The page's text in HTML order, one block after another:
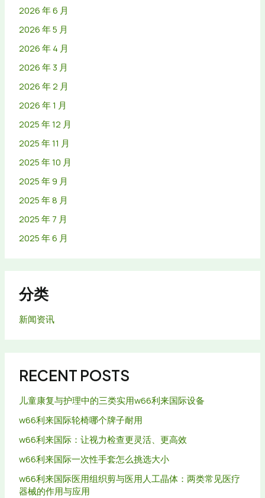
2026 年 6 月
2026 年 5 月
2026 年 4 月
2026 年 3 月
2026 年 2 月
2026 年 1 月
2025 年 12 月
2025 年 11 月
2025 年 10 月
2025 年 9 月
2025 年 8 月
2025 年 7 月
2025 年 6 月
分类
新闻资讯
RECENT POSTS
儿童康复与护理中的三类实用w66利来国际设备
w66利来国际轮椅哪个牌子耐用
w66利来国际：让视力检查更灵活、更高效
w66利来国际一次性手套怎么挑选大小
w66利来国际医用组织剪与医用人工晶体：两类常见医疗
器械的作用与应用